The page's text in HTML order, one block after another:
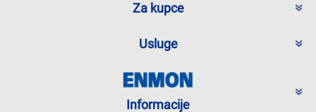
Za kupce
Usluge
Informacije